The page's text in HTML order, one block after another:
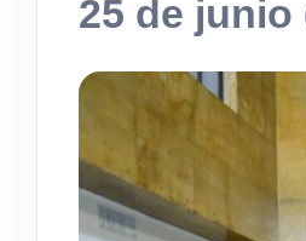
25 de junio